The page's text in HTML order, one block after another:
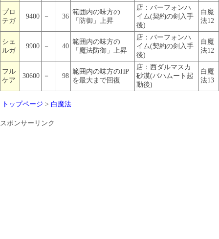
プロ
テガ
9400 － 36
範囲内の味方の
「防御」上昇
店：バーフォンハ
イム(契約の剣入手
後)
白魔
法12
シェ
ルガ
9900 － 40
範囲内の味方の
「魔法防御」上昇
店：バーフォンハ
イム(契約の剣入手
後)
白魔
法12
フル
ケア
30600 － 98
範囲内の味方のHP
を最大まで回復
店：西ダルマスカ
砂漠(バハムート起
動後)
白魔
法13
トップページ > 白魔法
スポンサーリンク